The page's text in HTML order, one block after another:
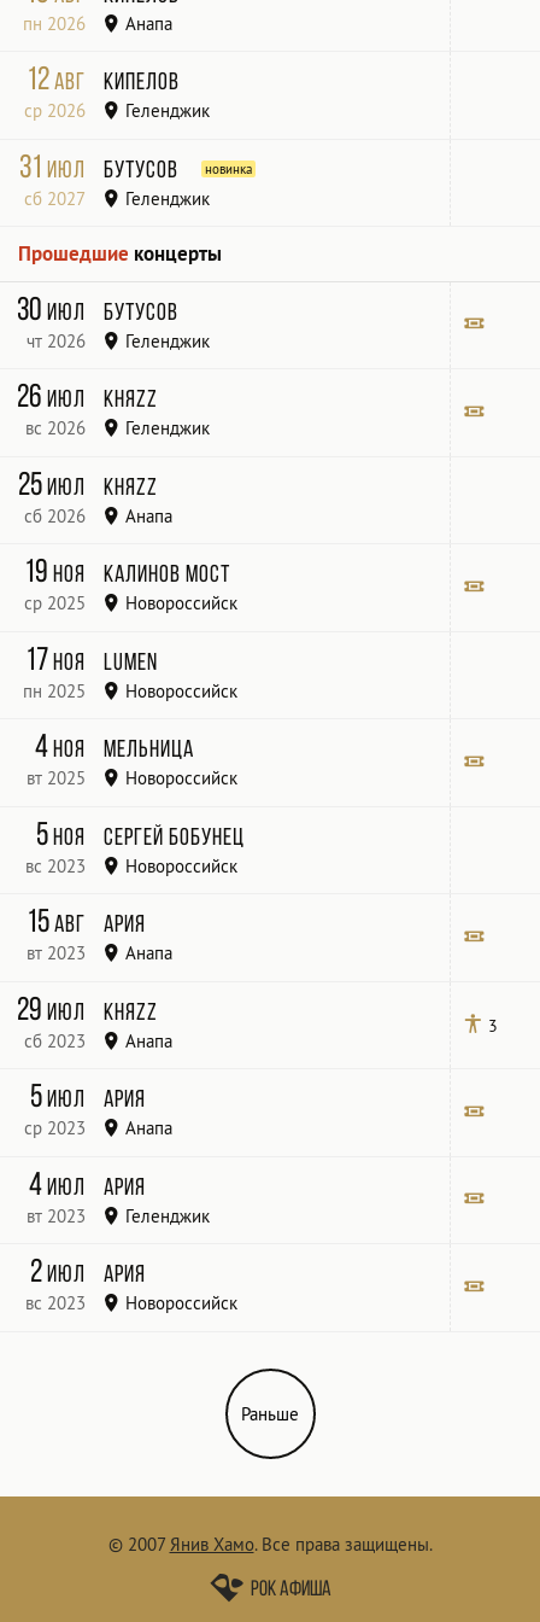
пн 2026 Анапа
КЗ Летняя Эстрада, Анапа, ул. Горького, 1Д
12авг
ср 2026
Кипелов
Геленджик
Геленджик Арена, Геленджик, Геленджикский просп., 171
31июл
сб 2027
Бутусов
Геленджик
«Геленджик Арена»
Прошедшие концерты
30июл
чт 2026
Бутусов
Геленджик
«Геленджик Арена»
26июл
вс 2026
КняZz
Геленджик
Геленджик Арена
25июл
сб 2026
КняZz
Анапа
Летняя Эстрада
19ноя
ср 2025
Калинов Мост
Новороссийск
17ноя
пн 2025
Lumen
Новороссийск
Гортеатр
4ноя
вт 2025
Мельница
Новороссийск
Городской театр
5ноя
вс 2023
Сергей Бобунец
Новороссийск
Новороссийск Фестиваль «Хамса Фест»
15авг
вт 2023
Ария
Анапа
Летняя эстрада
29июл
сб 2023
КняZz
Анапа
3
Летняя Эстрада
5июл
ср 2023
Ария
Анапа
Летняя эстрада
4июл
вт 2023
Ария
Геленджик
Метрополь
2июл
вс 2023
Ария
Новороссийск
Раньше
© 2007 Янив Хамо. Все права защищены.
Рок афиша